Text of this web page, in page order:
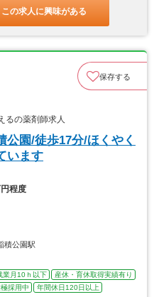
この求人に興味がある
保存する
るの薬剤師求人
公園/徒歩17分/ほくやく
います
程度
積公園駅
業月10ｈ以下
産休・育休取得実績有り
採用中
年間休日120日以上